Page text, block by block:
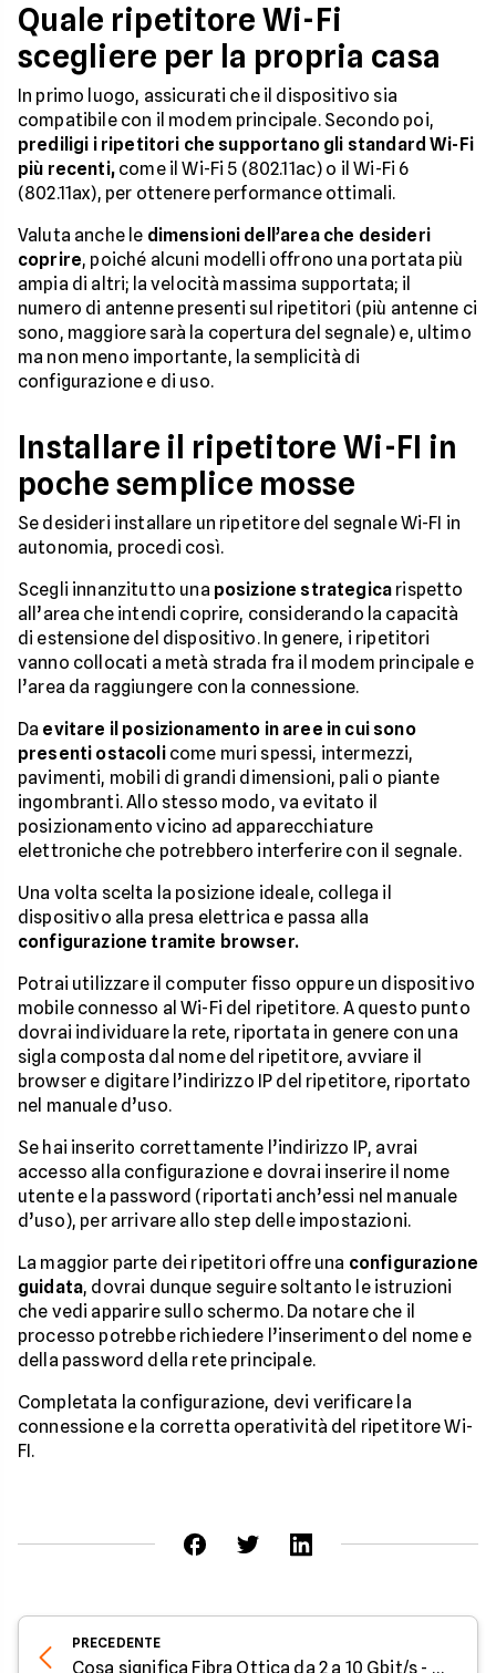
Quale ripetitore Wi-Fi
scegliere per la propria casa
In primo luogo, assicurati che il dispositivo sia
compatibile con il modem principale. Secondo poi,
prediligi i ripetitori che supportano gli standard Wi-Fi
più recenti,come il Wi-Fi 5 (802.11ac) o il Wi-Fi 6
(802.11ax), per ottenere performance ottimali.
Valuta anche le dimensioni dell’area che desideri
coprire, poiché alcuni modelli offrono una portata più
ampia di altri; la velocità massima supportata; il
numero di antenne presenti sul ripetitori (più antenne ci
sono, maggiore sarà la copertura del segnale) e, ultimo
ma non meno importante, la semplicità di
configurazione e di uso.
Installare il ripetitore Wi-FI in
poche semplice mosse
Se desideri installare un ripetitore del segnale Wi-FI in
autonomia, procedi così.
Scegli innanzitutto una posizione strategica rispetto
all’area che intendi coprire, considerando la capacità
di estensione del dispositivo. In genere, i ripetitori
vanno collocati a metà strada fra il modem principale e
l’area da raggiungere con la connessione.
Da evitare il posizionamento in aree in cui sono
presenti ostacolicome muri spessi, intermezzi,
pavimenti, mobili di grandi dimensioni, pali o piante
ingombranti. Allo stesso modo, va evitato il
posizionamento vicino ad apparecchiature
elettroniche che potrebbero interferire con il segnale.
Una volta scelta la posizione ideale, collega il
dispositivo alla presa elettrica e passa alla
configurazione tramite browser.
Potrai utilizzare il computer fisso oppure un dispositivo
mobile connesso al Wi-Fi del ripetitore. A questo punto
dovrai individuare la rete, riportata in genere con una
sigla composta dal nome del ripetitore, avviare il
browser e digitare l’indirizzo IP del ripetitore, riportato
nel manuale d’uso.
Se hai inserito correttamente l’indirizzo IP, avrai
accesso alla configurazione e dovrai inserire il nome
utente e la password (riportati anch’essi nel manuale
d’uso), per arrivare allo step delle impostazioni.
La maggior parte dei ripetitori offre una configurazione
guidata, dovrai dunque seguire soltanto le istruzioni
che vedi apparire sullo schermo. Da notare che il
processo potrebbe richiedere l’inserimento del nome e
della password della rete principale.
Completata la configurazione, devi verificare la
connessione e la corretta operatività del ripetitore Wi-
FI.
PRECEDENTE
Cosa significa Fibra Ottica da 2 a 10 Gbit/s - Parola all'Esperto